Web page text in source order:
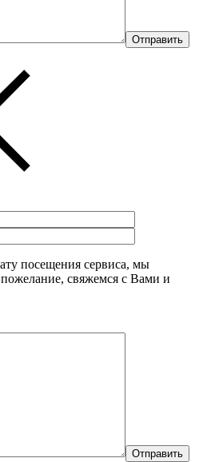
посещения сервиса, мы
свяжемся с Вами и